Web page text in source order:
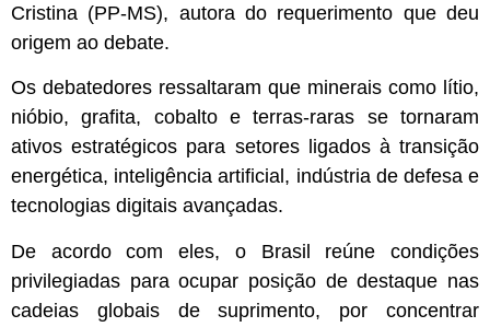
Cristina (PP-MS), autora do requerimento que deu
origem ao debate.
Os debatedores ressaltaram que minerais como lítio,
nióbio, grafita, cobalto e terras-raras se tornaram
ativos estratégicos para setores ligados à transição
energética, inteligência artificial, indústria de defesa e
tecnologias digitais avançadas.
De acordo com eles, o Brasil reúne condições
privilegiadas para ocupar posição de destaque nas
cadeias globais de suprimento, por concentrar